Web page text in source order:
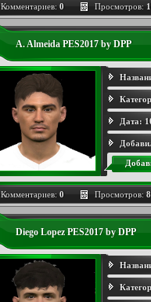
Комментариев: 0 Просмотров:
A. Almeida PES2017 by DPP
Дата:
Комментариев: 0 Просмотров:
Diego Lopez PES2017 by DPP